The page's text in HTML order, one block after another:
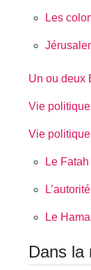
Les
Un ou deux
Vie politique
Vie
Le Fatah
Le
Dans la